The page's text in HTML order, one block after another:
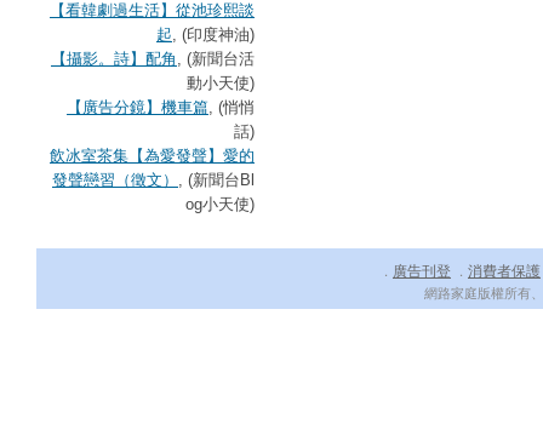
【看韓劇過生活】從池珍熙談
起, (印度神油)
【攝影。詩】配角 , (新聞台活
動小天使)
【廣告分鏡】機車篇, (悄悄
話)
飲冰室茶集【為愛發聲】愛的
發聲戀習（徵文） , (新聞台Bl
og小天使)
． 廣告刊登 ． 消費者保護
網路家庭版權所有